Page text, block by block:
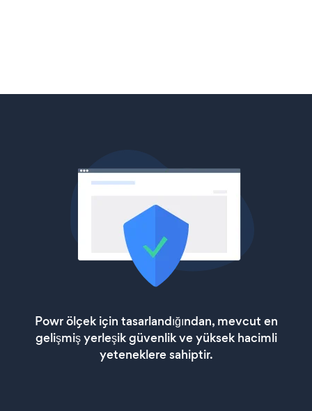
Powr ölçek için tasarlandığından, mevcut en
gelişmiş yerleşik güvenlik ve yüksek hacimli
yeteneklere sahiptir.